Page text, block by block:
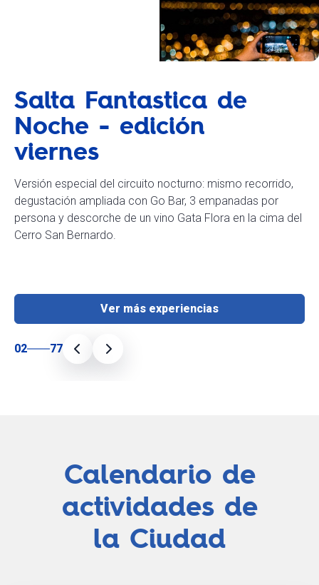
Salta Fantastica de
Noche - edición
viernes
Versión especial del circuito nocturno: mismo recorrido,
degustación ampliada con Go Bar, 3 empanadas por
persona y descorche de un vino Gata Flora en la cima del
Cerro San Bernardo.
Ver más experiencias
02 77
Calendario de
actividades de
la Ciudad